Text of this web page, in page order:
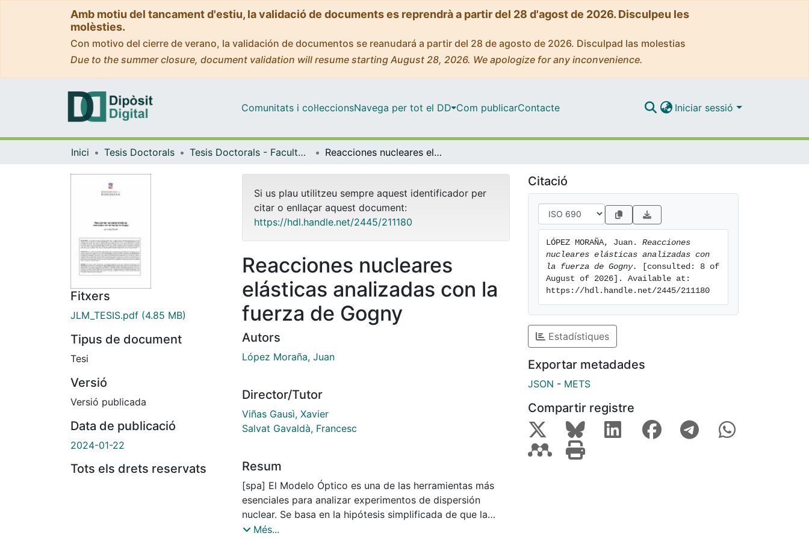
Amb motiu del tancament d'estiu, la validació de documents es reprendrà a partir del 28 d'agost de 2026. Disculpeu les
molèsties.
Con motivo del cierre de verano, la validación de documentos se reanudará a partir del 28 de agosto de 2026. Disculpad las molestias
Due to the summer closure, document validation will resume starting August 28, 2026. We apologize for any inconvenience.
Comunitats i col·leccionsNavega per tot el DD Com publicarContacte Iniciar sessió
Inici Tesis Doctorals Tesis Doctorals - Facultat - Física Reacciones nucleares elásticas analizadas con la fuerza de Gogny
Fitxers
JLM_TESIS.pdf (4.85 MB)
Tipus de document
Tesi
Versió
Versió publicada
Data de publicació
2024-01-22
Tots els drets reservats
Si us plau utilitzeu sempre aquest identificador per
citar o enllaçar aquest document:
https://hdl.handle.net/2445/211180
Reacciones nucleares
elásticas analizadas con la
fuerza de Gogny
Autors
López Moraña, Juan
Director/Tutor
Viñas Gausì, Xavier
Salvat Gavaldà, Francesc
Resum
[spa] El Modelo Óptico es una de las herramientas más
esenciales para analizar experimentos de dispersión
nuclear. Se basa en la hipótesis simplificada de que la
interacción nucleón-nucleón individual entre el proyectil y
Més...
Citació
LÓPEZ MORAÑA, Juan. Reacciones
nucleares elásticas analizadas con
la fuerza de Gogny.
[consulted: 8 of
August of 2026]. Available at:
https://hdl.handle.net/2445/211180
Estadístiques
Exportar metadades
JSON - METS
Compartir registre